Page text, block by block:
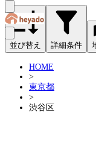
並び替え 詳細条件
HOME
>
東京都
>
渋谷区